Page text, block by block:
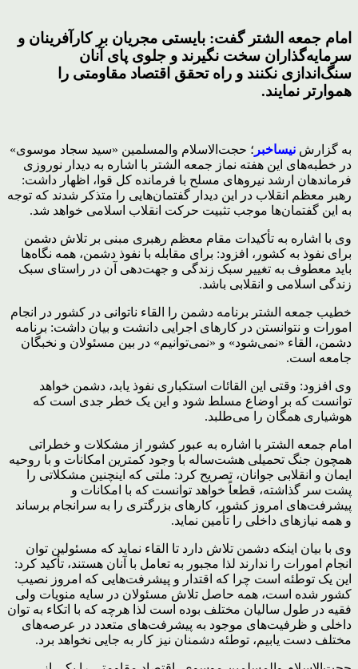
امام جمعه الشتر گفت: بایستی مجریان بر کارآفرینان و
سرمایه‌گذاران سخت نگیرند و جلوی پای آنان
سنگ‌اندازی نکنند و راه تحقق اقتصاد مقاومتی را
هموارتر نمایند.
به گزارش نیساخبر ؛ حجت‌الاسلام والمسلمین «سید سجاد موسوی»
در خطبه‌های این هفته نماز جمعه الشتر با اشاره به دیدار نوروزی
فرماندهان ارشد نیروهای مسلح با فرمانده کل قوا، اظهار داشت:
رهبر معظم انقلاب در این دیدار گفتمان‌هایی را متذکر شدند که توجه
به این گفتمان‌ها موجب تثبیت حرکت انقلاب اسلامی خواهد شد.
وی با اشاره به تأکیدات مقام معظم رهبری مبنی بر تلاش دشمن
برای نفوذ به کشور، افزود: برای مقابله با نفوذ دشمن، همه نگاه‌ها
باید معطوف به تغییر سبک زندگی و جهت‌دهی آن در راستای سبک
زندگی اسلامی و انقلابی باشد.
خطیب جمعه الشتر برنامه دشمن را القاء ناتوانی در کشور در انجام
امورات و نتوانستن در کارهای اجرایی دانشت و بیان داشت: برنامه
دشمن، القاء «نمی‌شود» و «نمی‌توانیم» در بین مسئولان و نخبگان
جامعه است.
وی افزود: وقتی این القائات استکباری نفوذ یابد، دشمن خواهد
توانست که بر اوضاع مسلط شود و این یک خطر جدی است که
هوشیاری همگان را می‌طلبد.
امام جمعه الشتر با اشاره به عبور کشور از مشکلات و خطراتی
همچون جنگ تحمیلی هشت‌ساله با وجود کمترین امکانات و با روحیه
ایمان و انقلابی جوانان، تصریح کرد: ملتی که اینچنین مشکلاتی را
پشت سر گذاشته، قطعاً خواهد توانست که با امکانات و
پیشرفت‌های امروز کشور، کارهای بزرگتری را به سرانجام برساند
و همه نیازهای داخلی را تأمین نماید.
وی با بیان اینکه دشمن تلاش دارد تا القاء نماید که مسئولین توان
انجام امورات را ندارند لذا مجبور به تعامل با آنان هستند، تأکید کرد:
این یک توطئه است چرا که اقتدار و پیشرفت‌هایی که امروز نصیب
کشور شده است، همه حاصل تلاش مسئولان در سایه منویات ولی
فقیه در طول سالیان مختلف بوده است لذا هرچه که با اتکاء به توان
داخلی و ظرفیت‌های موجود به پیشرفت‌های متعدد در عرصه‌های
مختلف دست یابیم، توطئه دشمنان نیز کار به جایی نخواهد برد.